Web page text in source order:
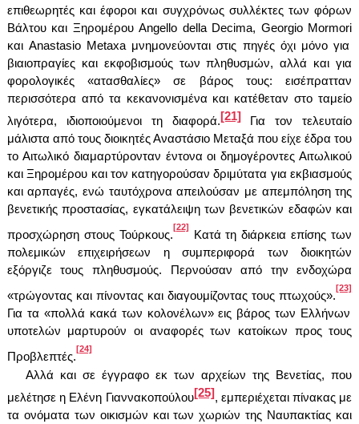
επιθεωρητές και έφοροι και συγχρόνως συλλέκτες των φόρων
Βάλτου και ΞηρομέρουAngello della Decima, Georgio Mormori
καιAnastasio Metaxa μνημονεύονται στις πηγές όχι μόνο για
βιαιοπραγίες και εκφοβισμούς των πληθυσμών, αλλά και για
φορολογικές «ατασθαλίες» σε βάρος τους: εισέπρατταν
περισσότερα από τα κεκανονισμένα και κατέθεταν στο ταμείο
λιγότερα, ιδιοποιούμενοι τη διαφορά.[21]Για τον τελευταίο
μάλιστα από τους διοικητές Αναστάσιο Μεταξά που είχε έδρα του
το Αιτωλικό διαμαρτύρονταν έντονα οι δημογέροντες Αιτωλικού
και Ξηρομέρου και τον κατηγορούσαν δριμύτατα για εκβιασμούς
και αρπαγές, ενώ ταυτόχρονα απειλούσαν με απεμπόληση της
βενετικής προστασίας, εγκατάλειψη των βενετικών εδαφών και
προσχώρηση στους Τούρκους.
[22]
Κατά τη διάρκεια επίσης των
πολεμικών επιχειρήσεων η συμπεριφορά των διοικητών
εξόργιζε τους πληθυσμούς. Περνούσαν από την ενδοχώρα
«τρώγοντας και πίνοντας και διαγουμίζοντας τους πτωχούς».
[23]
Για τα «πολλά κακά των κολονέλων» εις βάρος των Ελλήνων
υποτελών μαρτυρούν οι αναφορές των κατοίκων προς τους
Προβλεπτές.
[24]
Αλλά και σε έγγραφο εκ των αρχείων της Βενετίας, που
μελέτησε η Ελένη Γιαννακοπούλου[25], εμπεριέχεται πίνακας με
τα ονόματα των οικισμών και των χωριών της Ναυπακτίας και